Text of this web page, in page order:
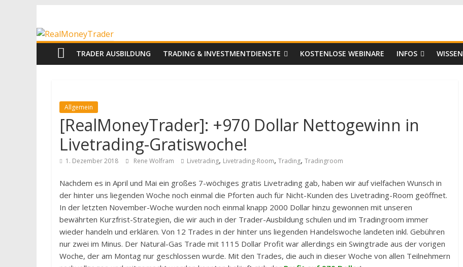
springen
RealMoneyTrader
Echtgeld-
Trading
TRADER AUSBILDUNG TRADING & INVESTMENTDIENSTE KOSTENLOSE WEBINARE INFOS WISSEN
Allgemein
[RealMoneyTrader]: +970 Dollar Nettogewinn in
Livetrading-Gratiswoche!
1. Dezember 2018 Rene Wolfram Livetrading, Livetrading-Room, Trading, Tradingroom
Nachdem es in April und Mai ein großes 7-wöchiges gratis Livetrading gab, haben wir auf vielfachen Wunsch in
der hinter uns liegenden Woche noch einmal die Pforten auch für Nicht-Kunden des Livetrading-Room geöffnet.
In der letzten November-Woche wurden noch einmal knapp 2000 Dollar hinzu gewonnen mit unseren
bewährten Kurzfrist-Strategien, die wir auch in der Trader-Ausbildung schulen und im Tradingroom immer
wieder handeln und erklären. Von 12 Trades in der hinter uns liegenden Handelswoche landeten inkl. Gebühren
nur zwei im Minus. Der Natural-Gas Trade mit 1115 Dollar Profit war allerdings ein Swingtrade aus der vorigen
Woche, der am Montag nur geschlossen wurde. Mit den Trades, die auch in dieser Woche von allen Teilnehmern